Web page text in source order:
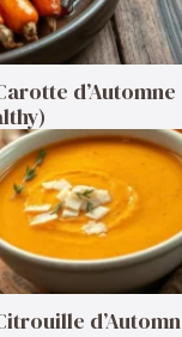
d’Automne